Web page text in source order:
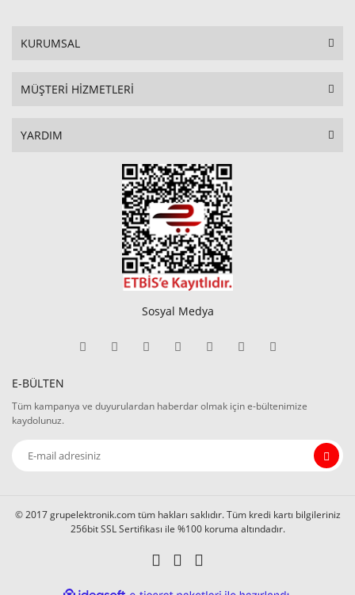
KURUMSAL
MÜŞTERİ HİZMETLERİ
YARDIM
Sosyal Medya
E-BÜLTEN
Tüm kampanya ve duyurulardan haberdar olmak için e-bültenimize
kaydolunuz.
© 2017 grupelektronik.com tüm hakları saklıdır. Tüm kredi kartı bilgileriniz
256bit SSL Sertifikası ile %100 koruma altındadır.